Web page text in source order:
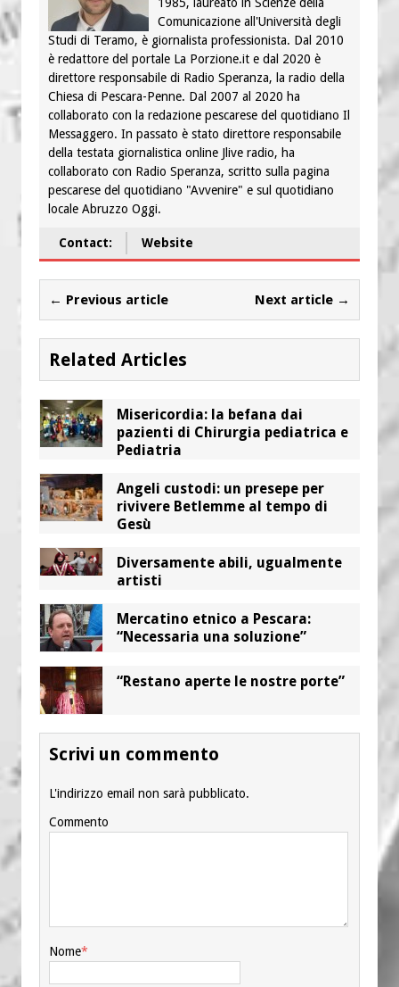
Comunicazione all'Università degli
Studi di Teramo, è giornalista professionista. Dal 2010
è redattore del portale La Porzione.it e dal 2020 è
direttore responsabile di Radio Speranza, la radio della
Chiesa di Pescara-Penne. Dal 2007 al 2020 ha
collaborato con la redazione pescarese del quotidiano Il
Messaggero. In passato è stato direttore responsabile
della testata giornalistica online Jlive radio, ha
collaborato con Radio Speranza, scritto sulla pagina
pescarese del quotidiano "Avvenire" e sul quotidiano
locale Abruzzo Oggi.
Contact: Website
← Previous article Next article →
Related Articles
Misericordia: la befana dai
pazienti di Chirurgia pediatrica e
Pediatria
Angeli custodi: un presepe per
rivivere Betlemme al tempo di
Gesù
Diversamente abili, ugualmente
artisti
Mercatino etnico a Pescara:
“Necessaria una soluzione”
“Restano aperte le nostre porte”
Scrivi un commento
L'indirizzo email non sarà pubblicato.
Commento
Nome*